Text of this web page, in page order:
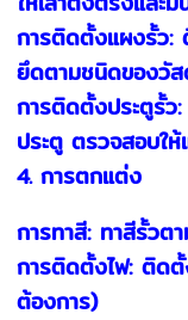
การติดตั้งแผงรั้ว:
ยึดตามชนิดของวั
การติดตั้งประตูรั้ว:
ประตู ตรวจสอบให้
4. การตกแต่ง
การทาสี: ทาสีรั้วต
การติดตั้งไฟ: ติด
ต้องการ)